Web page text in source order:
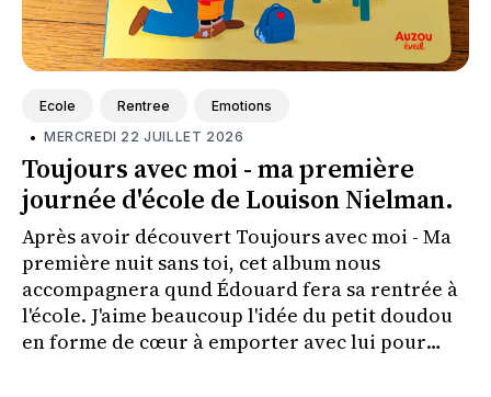
Ecole Rentree Emotions
• MERCREDI 22 JUILLET 2026
Toujours avec moi - ma première
journée d'école de Louison Nielman.
Après avoir découvert Toujours avec moi - Ma
première nuit sans toi, cet album nous
accompagnera qund Édouard fera sa rentrée à
l'école. J'aime beaucoup l'idée du petit doudou
en forme de cœur à emporter avec lui pour